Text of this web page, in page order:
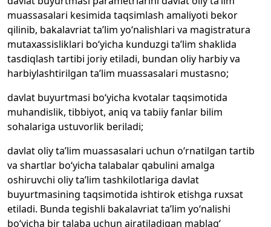
muassasalari kesimida taqsimlash amaliyoti bekor
qilinib, bakalavriat ta’lim yo‘nalishlari va magistratura
mutaxassisliklari bo‘yicha kunduzgi ta’lim shaklida
tasdiqlash tartibi joriy etiladi, bundan oliy harbiy va
harbiylashtirilgan ta’lim muassasalari mustasno;
davlat buyurtmasi bo‘yicha kvotalar taqsimotida
muhandislik, tibbiyot, aniq va tabiiy fanlar bilim
sohalariga ustuvorlik beriladi;
davlat oliy ta’lim muassasalari uchun o‘rnatilgan tartib
va shartlar bo‘yicha talabalar qabulini amalga
oshiruvchi oliy ta’lim tashkilotlariga davlat
buyurtmasining taqsimotida ishtirok etishga ruxsat
etiladi. Bunda tegishli bakalavriat ta’lim yo‘nalishi
bo‘yicha bir talaba uchun ajratiladigan mablag‘